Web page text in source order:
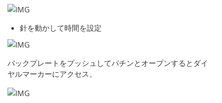
針を動かして時間を設定
バックプレートをプッシュしてパチンとオープンするとダイ
ヤルマーカーにアクセス。